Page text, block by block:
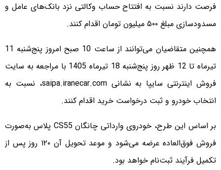
فرصت دارند نسبت به افتتاح حساب وکالتی نزد بانک‌های عامل و
مسدودسازی مبلغ ۵۰۰ میلیون تومان اقدام کنند.
همچنین متقاضیان می‌توانند از ساعت 10 صبح امروز پنج‌شنبه 11
تیرماه تا 12 ظهر روز پنج‌شنبه 18 تیرماه 1405 با مراجعه به سایت
فروش اینترنتی سایپا به نشانی saipa.iranecar.com، نسبت به
انتخاب خودرو و ثبت درخواست خرید اقدام کنند.
بر اساس این طرح، خودروی وارداتی چانگان CS55 پلاس به‌صورت
فروش فوق‌العاده عرضه می‌شود و موعد تحویل آن ۱۲۰ روز پس از
تکمیل فرآیند ثبت‌نام خواهد بود.